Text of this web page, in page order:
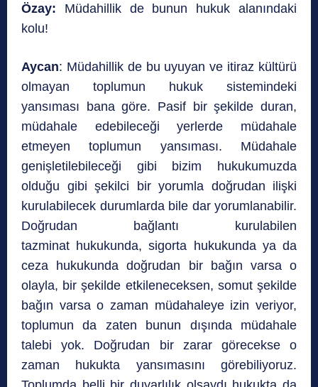
Özay: Müdahillik de bunun hukuk alanındaki
kolu!
Aycan: Müdahillik de bu uyuyan ve itiraz kültürü
olmayan toplumun hukuk sistemindeki
yansıması bana göre. Pasif bir şekilde duran,
müdahale edebileceği yerlerde müdahale
etmeyen toplumun yansıması. Müdahale
genişletilebileceği gibi bizim hukukumuzda
olduğu gibi şekilci bir yorumla doğrudan ilişki
kurulabilecek durumlarda bile dar yorumlanabilir.
Doğrudan bağlantı kurulabilen
tazminat hukukunda, sigorta hukukunda ya da
ceza hukukunda doğrudan bir bağın varsa o
olayla, bir şekilde etkileneceksen, somut şekilde
bağın varsa o zaman müdahaleye izin veriyor,
toplumun da zaten bunun dışında müdahale
talebi yok. Doğrudan bir zarar görecekse o
zaman hukukta yansımasını görebiliyoruz.